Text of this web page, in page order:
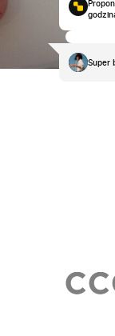
Super